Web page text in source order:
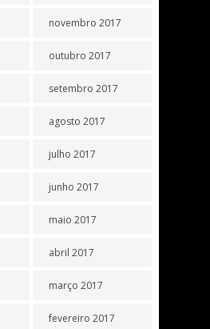
novembro 2017
outubro 2017
setembro 2017
agosto 2017
julho 2017
junho 2017
maio 2017
abril 2017
março 2017
fevereiro 2017